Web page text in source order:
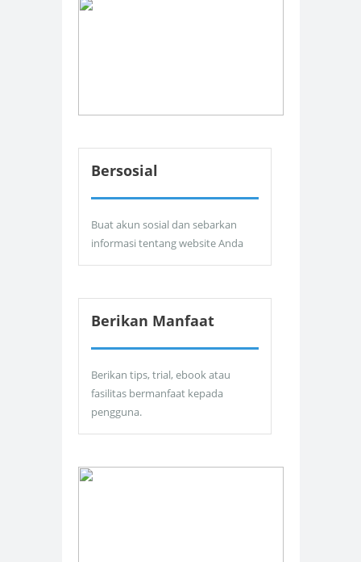
Bersosial
Buat akun sosial dan sebarkan
informasi tentang website Anda
Berikan Manfaat
Berikan tips, trial, ebook atau
fasilitas bermanfaat kepada
pengguna.